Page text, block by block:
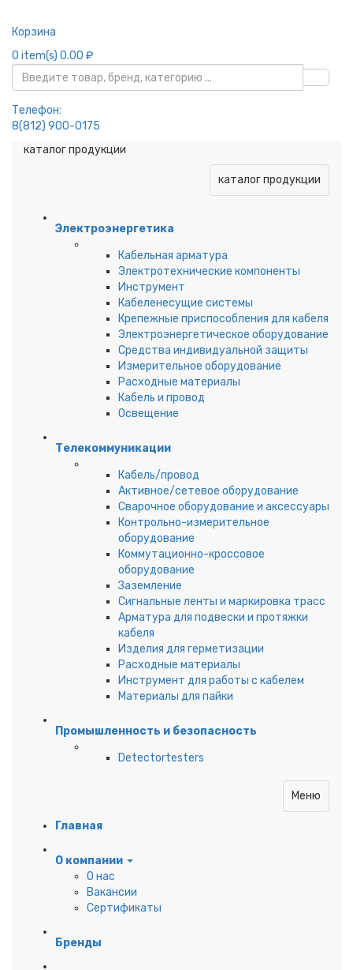
Корзина
0 item(s) 0.00 ₽
Телефон:
8(812) 900-0175
каталог продукции
каталог продукции
Электроэнергетика
Кабельная арматура
Электротехнические компоненты
Инструмент
Кабеленесущие системы
Крепежные приспособления для кабеля
Электроэнергетическое оборудование
Средства индивидуальной защиты
Измерительное оборудование
Расходные материалы
Кабель и провод
Освещение
Телекоммуникации
Кабель/провод
Активное/сетевое оборудование
Сварочное оборудование и аксессуары
Контрольно-измерительное
оборудование
Коммутационно-кроссовое
оборудование
Заземление
Сигнальные ленты и маркировка трасс
Арматура для подвески и протяжки
кабеля
Изделия для герметизации
Расходные материалы
Инструмент для работы с кабелем
Материалы для пайки
Промышленность и безопасность
Detectortesters
Меню
Главная
О компании
О нас
Вакансии
Сертификаты
Бренды